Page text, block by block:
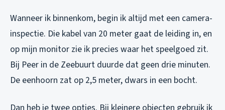
Wanneer ik binnenkom, begin ik altijd met een camera-
inspectie. Die kabel van 20 meter gaat de leiding in, en
op mijn monitor zie ik precies waar het speelgoed zit.
Bij Peer in de Zeebuurt duurde dat geen drie minuten.
De eenhoorn zat op 2,5 meter, dwars in een bocht.